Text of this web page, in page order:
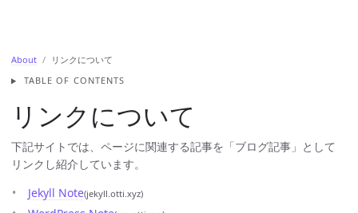
About
リンクについて
TABLE OF CONTENTS
リンクについて
下記サイトでは、ページに関連する記事を「ブログ記事」として
リンクし紹介しています。
Jekyll Note(jekyll.otti.xyz)